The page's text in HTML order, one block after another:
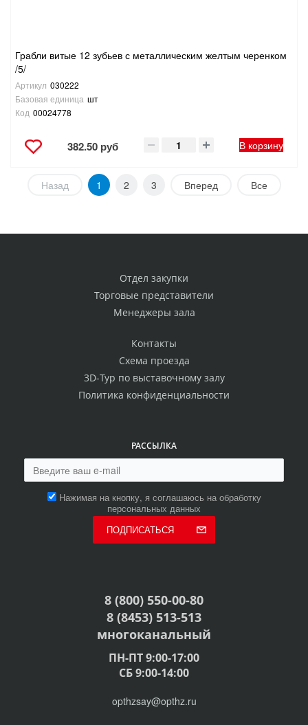
Грабли витые 12 зубьев с металлическим желтым черенком
/5/
Артикул 030222
Базовая единица шт
Код 00024778
382.50 руб В корзину
Назад 1 2 3 Вперед Все
Отдел закупки
Торговые представители
Менеджеры зала
Контакты
Схема проезда
3D-Тур по выставочному залу
Политика конфиденциальности
РАССЫЛКА
Нажимая на кнопку, я соглашаюсь на обработку
персональных данных
ПОДПИСАТЬСЯ
8 (800) 550-00-80
8 (8453) 513-513
многоканальный
ПН-ПТ 9:00-17:00
СБ 9:00-14:00
opthzsay@opthz.ru